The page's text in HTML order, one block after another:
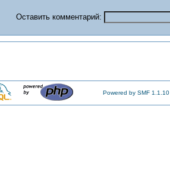
Оставить комментарий:
Powered by SMF 1.1.10